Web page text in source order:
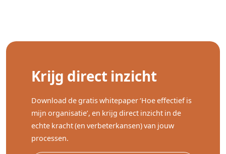
Krijg direct inzicht
Download de gratis whitepaper ‘Hoe effectief is
mijn organisatie’, en krijg direct inzicht in de
echte kracht (en verbeterkansen) van jouw
processen.